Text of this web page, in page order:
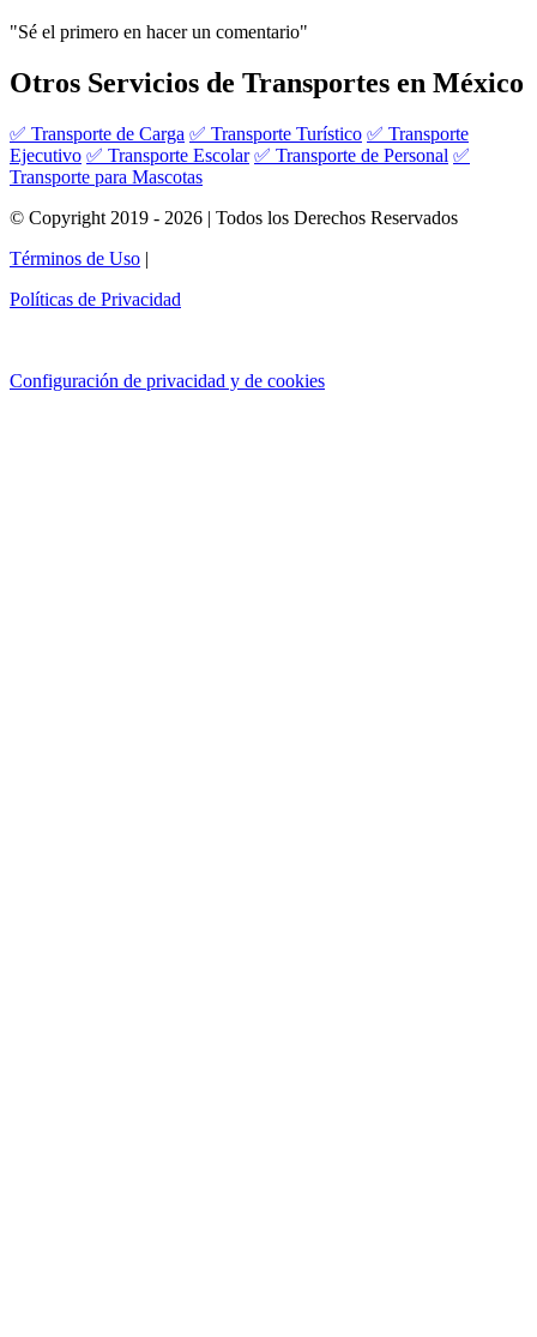
"Sé el primero en hacer un comentario"
Otros Servicios de Transportes en México
✅ Transporte de Carga ✅ Transporte Turístico ✅ Transporte
Ejecutivo ✅ Transporte Escolar ✅ Transporte de Personal ✅
Transporte para Mascotas
© Copyright 2019 - 2026 | Todos los Derechos Reservados
Términos de Uso |
Políticas de Privacidad
Configuración de privacidad y de cookies